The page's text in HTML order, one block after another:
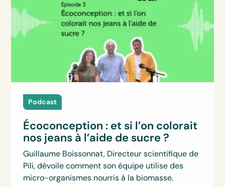
Podcast
Écoconception : et si l’on colorait
nos jeans à l’aide de sucre ?
Guillaume Boissonnat, Directeur scientifique de
Pili, dévoile comment son équipe utilise des
micro-organismes nourris à la biomasse.